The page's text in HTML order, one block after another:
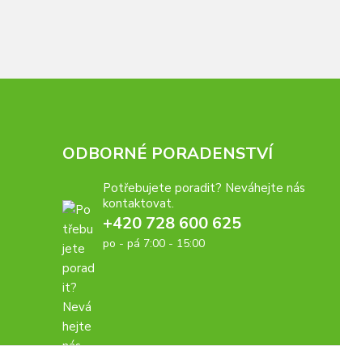
ODBORNÉ PORADENSTVÍ
Potřebujete poradit? Neváhejte nás
kontaktovat.
+420 728 600 625
po - pá 7:00 - 15:00